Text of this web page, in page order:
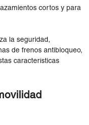
cortos y para
la seguridad,
de frenos antibloqueo,
características